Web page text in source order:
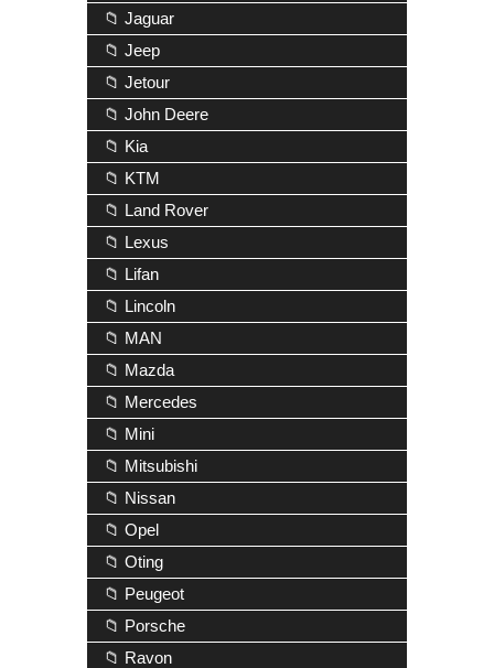
📁 Jaguar
📁 Jeep
📁 Jetour
📁 John Deere
📁 Kia
📁 KTM
📁 Land Rover
📁 Lexus
📁 Lifan
📁 Lincoln
📁 MAN
📁 Mazda
📁 Mercedes
📁 Mini
📁 Mitsubishi
📁 Nissan
📁 Opel
📁 Oting
📁 Peugeot
📁 Porsche
📁 Ravon